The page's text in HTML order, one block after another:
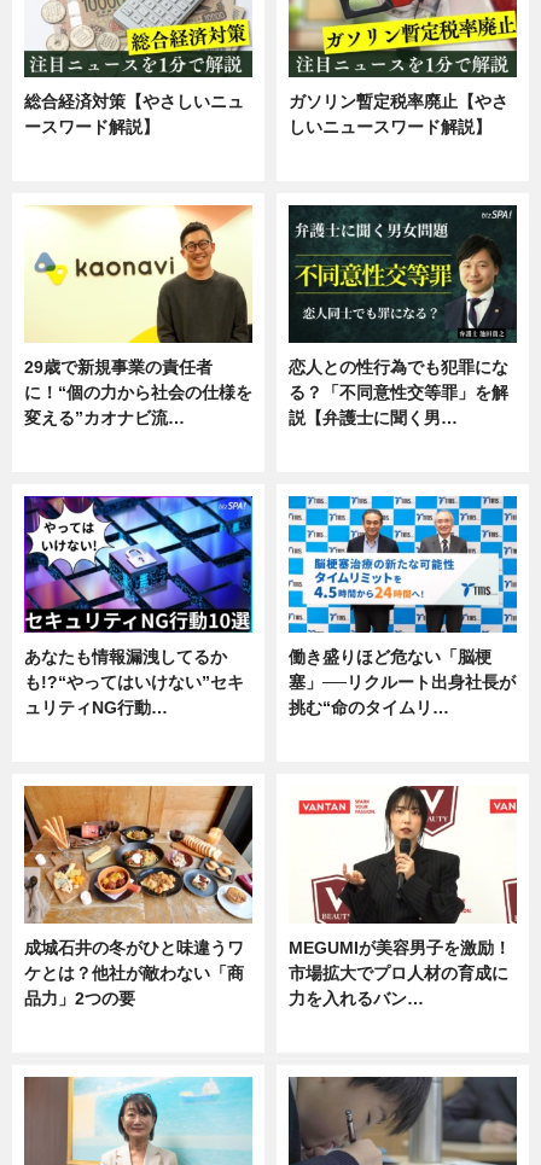
総合経済対策【やさしいニュ
ースワード解説】
ガソリン暫定税率廃止【やさ
しいニュースワード解説】
29歳で新規事業の責任者
に！“個の力から社会の仕様を
変える”カオナビ流…
恋人との性行為でも犯罪にな
る？「不同意性交等罪」を解
説【弁護士に聞く男…
あなたも情報漏洩してるか
も!?“やってはいけない”セキ
ュリティNG行動…
働き盛りほど危ない「脳梗
塞」──リクルート出身社長が
挑む“命のタイムリ…
成城石井の冬がひと味違うワ
ケとは？他社が敵わない「商
品力」2つの要
MEGUMIが美容男子を激励！
市場拡大でプロ人材の育成に
力を入れるバン…